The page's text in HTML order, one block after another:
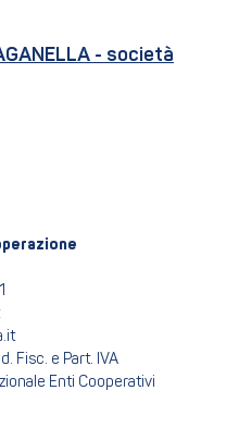
- società
Fisc. e Part. IVA
Enti Cooperativi